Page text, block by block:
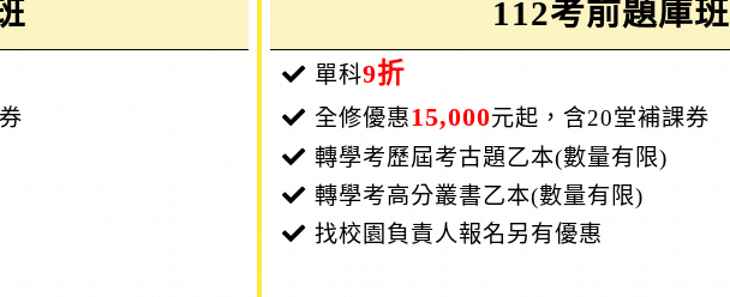
112考前題庫班
單科9折
全修優惠15,000元起，含20堂補課券
轉學考歷屆考古題乙本(數量有限)
轉學考高分叢書乙本(數量有限)
找校園負責人報名另有優惠